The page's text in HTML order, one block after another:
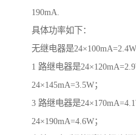
190mA.
具体功率如下：
无继电器是24×100mA=2.4W
1 路继电器是
24×145mA=3.5W；
3 路继电器是
24×190mA=4.6W；